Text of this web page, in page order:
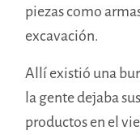
piezas como
excavación.
Allí existió una
la gente dejaba
productos en el